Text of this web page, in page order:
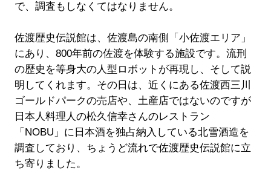
で、調査もしなくてはなりません。
佐渡歴史伝説館は、佐渡島の南側「小佐渡エリア」
にあり、800年前の佐渡を体験する施設です。流刑
の歴史を等身大の人型ロボットが再現し、そして説
明してくれます。その日は、近くにある佐渡西三川
ゴールドパークの売店や、土産店ではないのですが
日本人料理人の松久信幸さんのレストラン
「NOBU」に日本酒を独占納入している北雪酒造を
調査しており、ちょうど流れで佐渡歴史伝説館に立
ち寄りました。